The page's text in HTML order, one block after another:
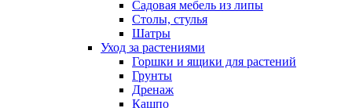
Садовая мебель из липы
Столы, стулья
Шатры
Уход за растениями
Горшки и ящики для растений
Грунты
Дренаж
Кашпо